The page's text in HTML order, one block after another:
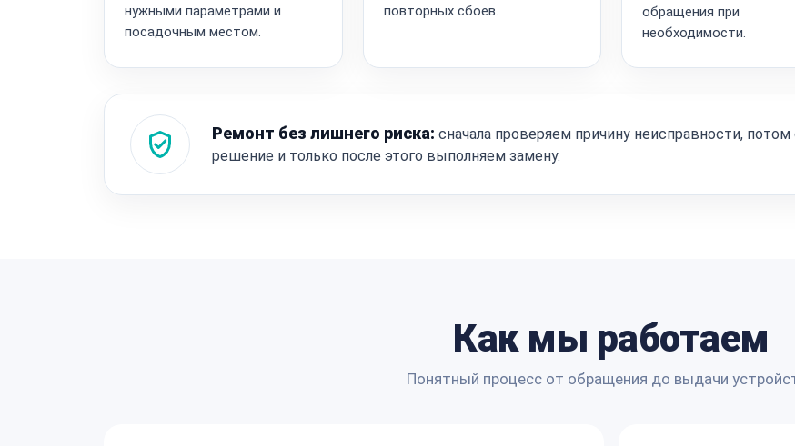
нужными параметрами и
посадочным местом.
повторных сбоев.
обращения при
необходимости.
Ремонт без лишнего риска: сначала проверяем причину неисправности, потом
решение и только после этого выполняем замену.
Как мы работаем
Понятный процесс от обращения до выдачи